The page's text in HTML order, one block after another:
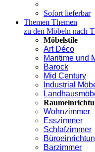
Sofort lieferbar
Themen Themen
zu den Möbeln nach
Möbelstile
Art Déco
Maritime und
Barock
Mid Century
Industrial
Wohnzimmer
Esszimmer
Schlafzimmer
Barzimmer